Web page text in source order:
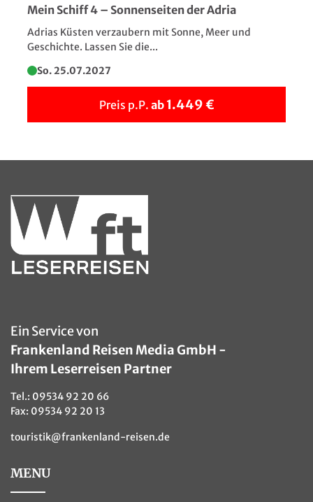
Mein Schiff 4 – Sonnenseiten der Adria
Adrias Küsten verzaubern mit Sonne, Meer und
Geschichte. Lassen Sie die...
So. 25.07.2027
Preis p.P. ab 1.449 €
Ein Service von
Frankenland Reisen Media GmbH -
Ihrem Leserreisen Partner
Tel.: 09534 92 20 66
Fax: 09534 92 20 13
touristik@frankenland-reisen.de
MENU